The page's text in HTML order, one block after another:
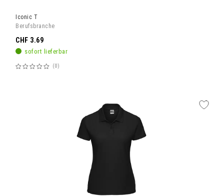
Iconic T
Berufsbranche
sofort lieferbar
Bewertung:
0
CHF 3.69